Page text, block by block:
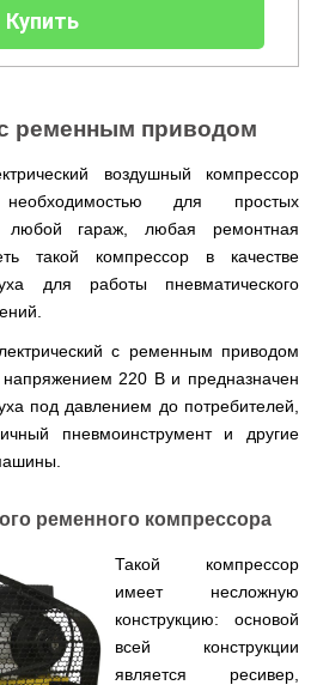
Купить
ременным приводом
воздушный компрессор
для простых
любой гараж, любая ремонтная
такой компрессор в качестве
для работы пневматического
с ременным приводом
напряжением 220 В и предназначен
под давлением до потребителей,
пневмоинструмент и другие
ременного компрессора
Такой компрессор
имеет несложную
конструкцию: основой
всей конструкции
является ресивер,